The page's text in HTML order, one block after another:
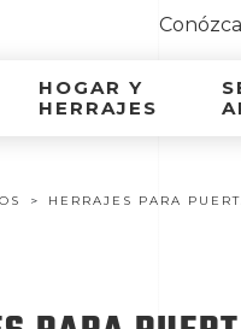
HOGAR Y
HERRAJES
HERRAJES PARA